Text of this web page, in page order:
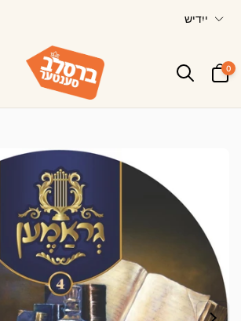
א
ייִדיש
0